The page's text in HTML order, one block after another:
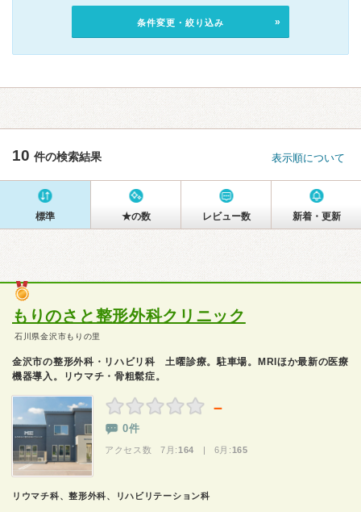
条件変更・絞り込み
10 件の検索結果 表示順について
標準 ★の数 レビュー数 新着・更新
もりのさと整形外科クリニック
石川県金沢市もりの里
金沢市の整形外科・リハビリ科 土曜診療。駐車場。MRIほか最新の医療
機器導入。リウマチ・骨粗鬆症。
－
0件
アクセス数 7月: 164 | 6月: 165
リウマチ科、整形外科、リハビリテーション科